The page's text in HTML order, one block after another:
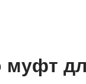
муфт